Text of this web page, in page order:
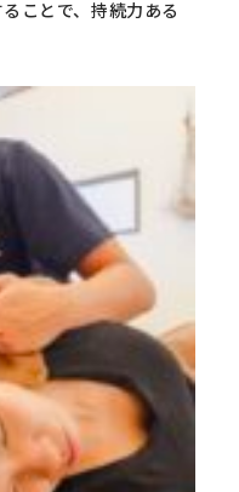
ことで、持続力ある